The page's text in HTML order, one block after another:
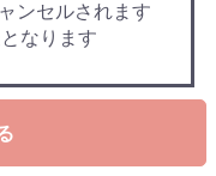
ンセルされます
なります